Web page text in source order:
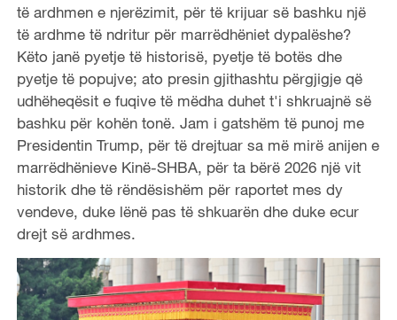
të ardhmen e njerëzimit, për të krijuar së bashku një
të ardhme të ndritur për marrëdhëniet dypalëshe?
Këto janë pyetje të historisë, pyetje të botës dhe
pyetje të popujve; ato presin gjithashtu përgjigje që
udhëheqësit e fuqive të mëdha duhet t'i shkruajnë së
bashku për kohën tonë. Jam i gatshëm të punoj me
Presidentin Trump, për të drejtuar sa më mirë anijen e
marrëdhënieve Kinë-SHBA, për ta bërë 2026 një vit
historik dhe të rëndësishëm për raportet mes dy
vendeve, duke lënë pas të shkuarën dhe duke ecur
drejt së ardhmes.